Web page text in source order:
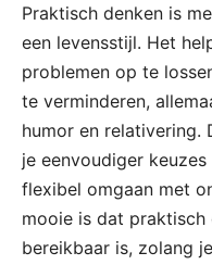
Praktisch denken is
een levensstijl. Het
problemen op te
te verminderen,
humor en relativering.
je eenvoudiger
flexibel omgaan met
mooie is dat praktisch
bereikbaar is, zolang